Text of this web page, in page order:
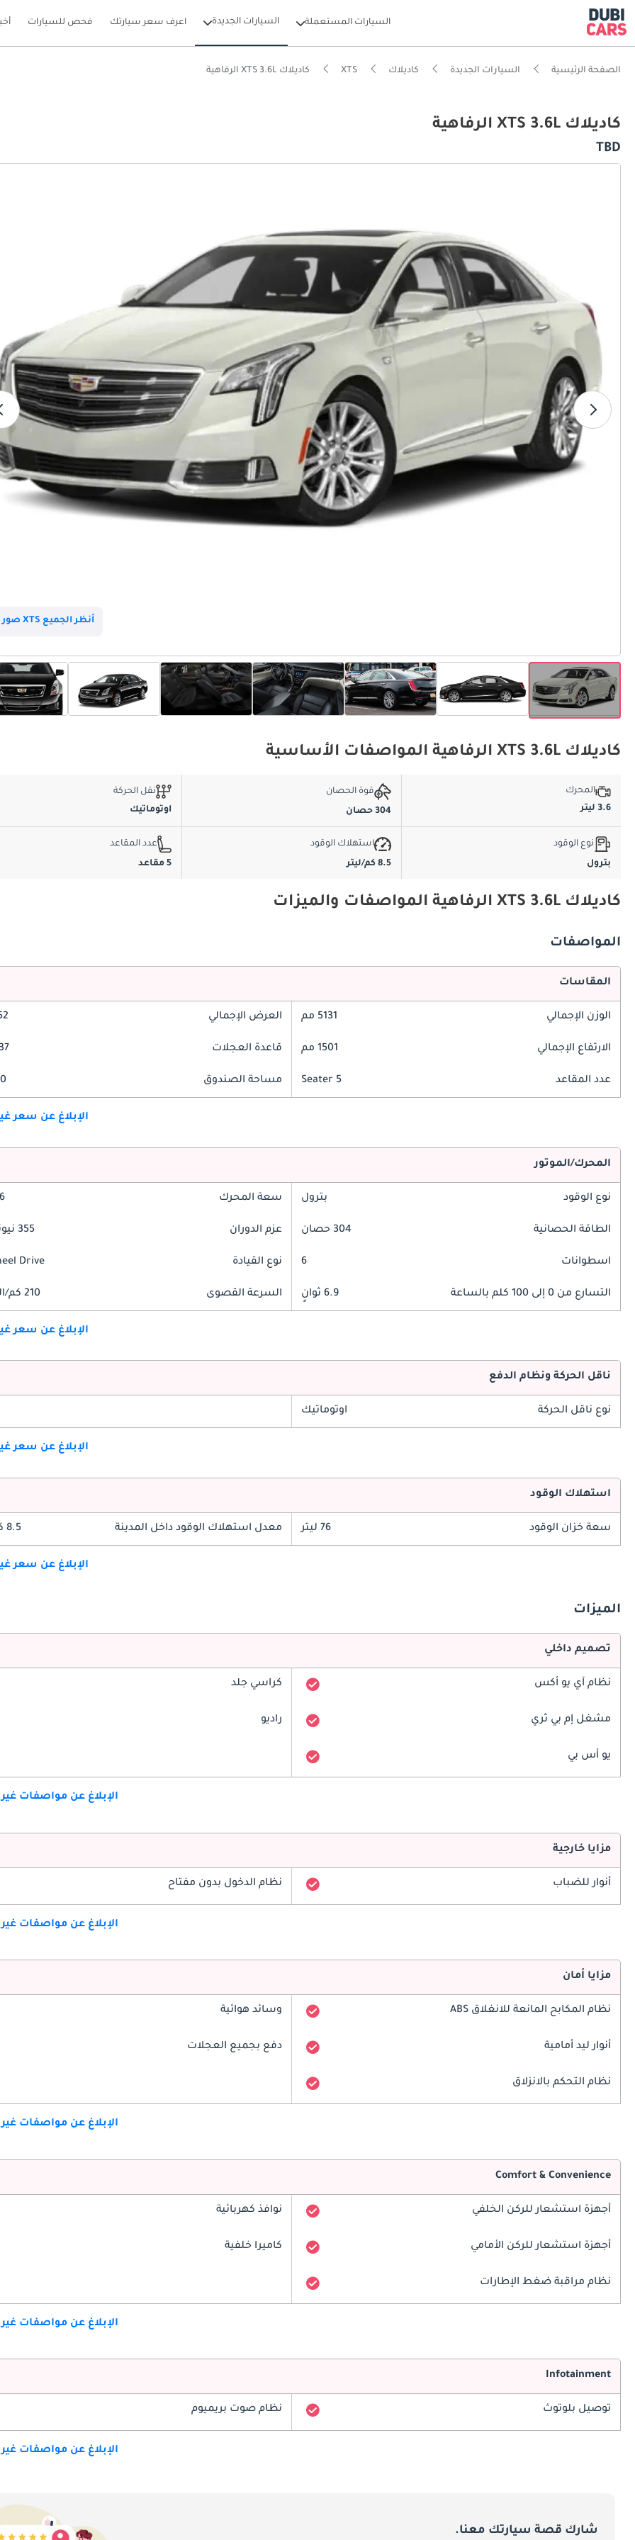
السيارات المستعملة السيارات الجديدة اعرف سعر سيارتك فحص للسيارات
الصفحة الرئيسية السيارات الجديدة كاديلاك XTS كاديلاك XTS 3.6L الرفاهية
كاديلاك XTS 3.6L الرفاهية
TBD
أنظر الجميع XTS صور
كاديلاك XTS 3.6L الرفاهية المواصفات الأساسية
المحرك
3.6 ليتر
قوة الحصان
304 حصان
نقل الحركة
اوتوماتيك
نوع الوقود
بترول
استهلاك الوقود
8.5 كم/ليتر
عدد المقاعد
5 مقاعد
كاديلاك XTS 3.6L الرفاهية المواصفات والميزات
المواصفات
المقاسات
الوزن الإجمالي 5131 مم العرض الإجمالي
الارتفاع الإجمالي 1501 مم قاعدة العجلات
عدد المقاعد 5 Seater مساحة الصندوق
الإبلاغ عن سعر
المحرك/الموتور
نوع الوقود بترول سعة المحرك
الطاقة الحصانية 304 حصان عزم الدوران 355 نيوتن-متر
اسطوانات 6 نوع القيادة Drive
التسارع من 0 إلى 100 كلم بالساعة 6.9 ثوانٍ السرعة القصوى 210 كم/الساعة
الإبلاغ عن سعر
ناقل الحركة ونظام الدفع
نوع ناقل الحركة اوتوماتيك
الإبلاغ عن سعر
استهلاك الوقود
سعة خزان الوقود 76 ليتر معدل استهلاك الوقود داخل المدينة 8.5 كم/ليتر
الإبلاغ عن سعر
الميزات
تصميم داخلي
نظام آي يو أكس كراسي جلد
مشغل إم بي ثري راديو
يو أس بي
الإبلاغ عن مواصفات
مزايا خارجية
أنوار للضباب نظام الدخول بدون مفتاح
الإبلاغ عن مواصفات
مزايا أمان
نظام المكابح المانعة للانغلاق ABS وسائد هوائية
أنوار ليد أمامية دفع بجميع العجلات
نظام التحكم بالانزلاق
الإبلاغ عن مواصفات
Comfort & Convenience
أجهزة استشعار للركن الخلفي نوافذ كهربائية
أجهزة استشعار للركن الأمامي كاميرا خلفية
نظام مراقبة ضغط الإطارات
الإبلاغ عن مواصفات
Infotainment
توصيل بلوتوث نظام صوت بريميوم
الإبلاغ عن مواصفات
شارك قصة سيارتك معنا.